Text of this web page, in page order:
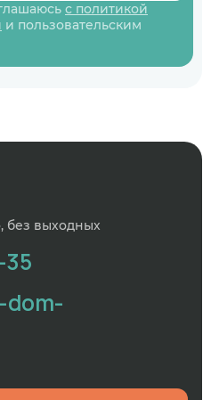
с политикой
и пользовательским
без выходных